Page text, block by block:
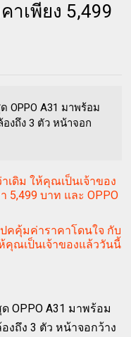
าเพียง 5,499
OPPO A31 มาพร้อม
งถึง 3 ตัว หน้าจอก
เดิม ให้คุณเป็นเจ้าของ
5,499 บาท และ OPPO
ปคคุ้มค่าราคาโดนใจ กับ
คุณเป็นเจ้าของแล้ววันนี้
OPPO A31 มาพร้อม
ถึง 3 ตัว หน้าจอกว้าง